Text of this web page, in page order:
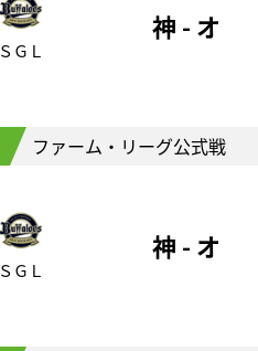
ＳＧＬ
神 - オ
ファーム・リーグ公式戦
ＳＧＬ
神 - オ